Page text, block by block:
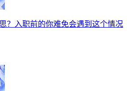
？入职前的你难免会遇到这个情况